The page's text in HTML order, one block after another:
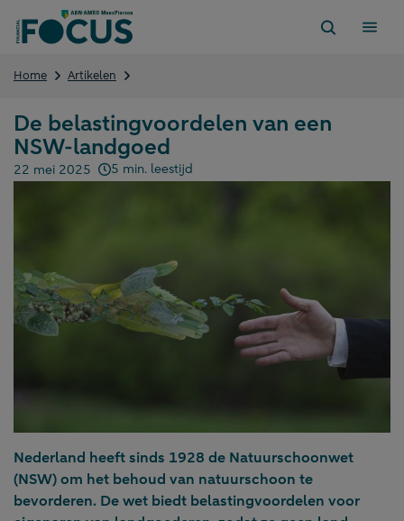
naar
Home Artikelen
een
NSW-
landgoed
De belastingvoordelen van een
NSW-landgoed
Gepubliceerd op:
22 mei 2025 5 min. leestijd
Nederland heeft sinds 1928 de Natuurschoonwet
(NSW) om het behoud van natuurschoon te
bevorderen. De wet biedt belastingvoordelen voor